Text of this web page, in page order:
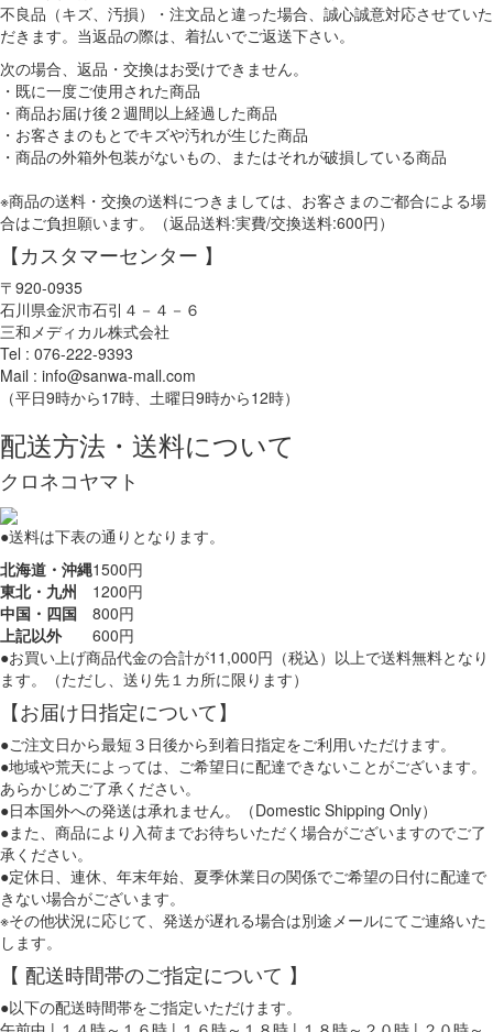
不良品（キズ、汚損）・注文品と違った場合、誠心誠意対応させていた
だきます。当返品の際は、着払いでご返送下さい。
次の場合、返品・交換はお受けできません。
・既に一度ご使用された商品
・商品お届け後２週間以上経過した商品
・お客さまのもとでキズや汚れが生じた商品
・商品の外箱外包装がないもの、またはそれが破損している商品
※商品の送料・交換の送料につきましては、お客さまのご都合による場
合はご負担願います。（返品送料:実費/交換送料:600円）
【カスタマーセンター 】
〒920-0935
石川県金沢市石引４－４－６
三和メディカル株式会社
Tel : 076-222-9393
Mail : info@sanwa-mall.com
（平日9時から17時、土曜日9時から12時）
配送方法・送料について
クロネコヤマト
●送料は下表の通りとなります。
北海道・沖縄1500円
東北・九州
1200円
中国・四国
800円
上記以外
600円
●お買い上げ商品代金の合計が11,000円（税込）以上で送料無料となり
ます。（ただし、送り先１カ所に限ります）
【お届け日指定について】
●ご注文日から最短３日後から到着日指定をご利用いただけます。
●地域や荒天によっては、ご希望日に配達できないことがございます。
あらかじめご了承ください。
●日本国外への発送は承れません。（Domestic Shipping Only）
●また、商品により入荷までお待ちいただく場合がございますのでご了
承ください。
●定休日、連休、年末年始、夏季休業日の関係でご希望の日付に配達で
きない場合がございます。
※その他状況に応じて、発送が遅れる場合は別途メールにてご連絡いた
します。
【 配送時間帯のご指定について 】
●以下の配送時間帯をご指定いただけます。